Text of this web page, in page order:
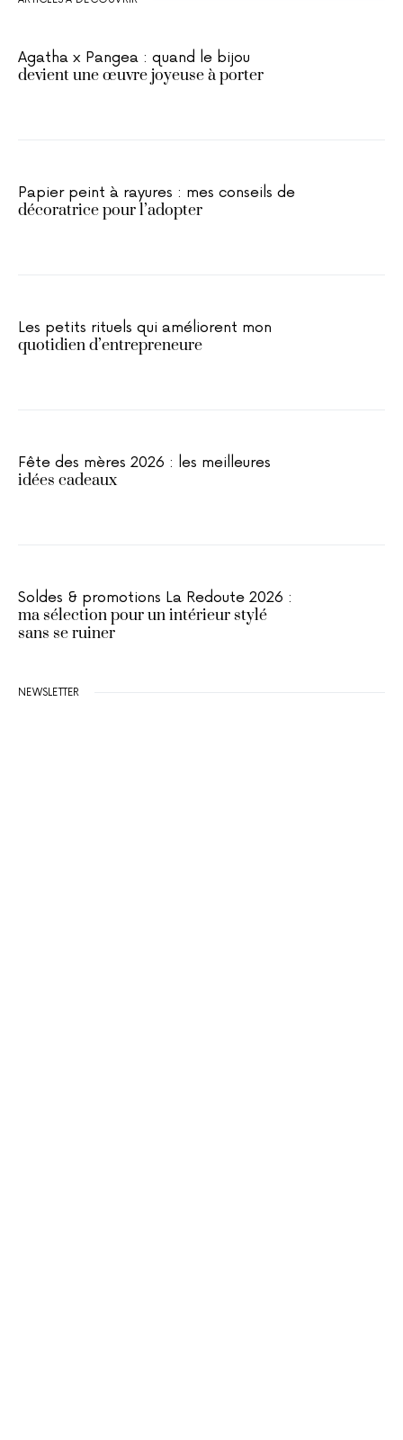
Agatha x Pangea : quand le bijou
devient une œuvre joyeuse à porter
Papier peint à rayures : mes conseils de
décoratrice pour l’adopter
Les petits rituels qui améliorent mon
quotidien d’entrepreneure
Fête des mères 2026 : les meilleures
idées cadeaux
Soldes & promotions La Redoute 2026 :
ma sélection pour un intérieur stylé
sans se ruiner
NEWSLETTER